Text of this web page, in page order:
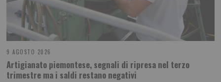
9 AGOSTO 2026
Artigianato piemontese, segnali di ripresa nel terzo
trimestre ma i saldi restano negativi